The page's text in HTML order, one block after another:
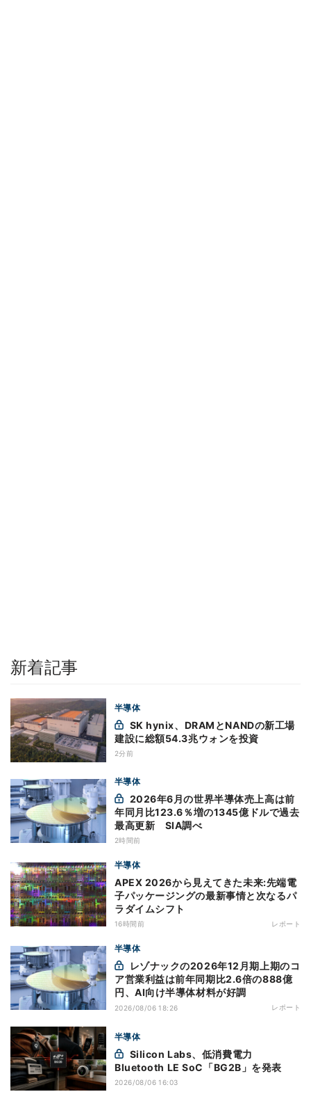
新着記事
半導体
建設に総額54.3兆ウォンを投資
2分前
半導体
年同月比123.6％増の1345億ドルで過去
最高更新 SIA調べ
2時間前
半導体
APEX 2026から見えてきた未来:先端電
子パッケージングの最新事情と次なるパ
ラダイムシフト
16時間前 レポート
半導体
ア営業利益は前年同期比2.6倍の888億
円、AI向け半導体材料が好調
2026/08/06 18:26 レポート
半導体
Bluetooth LE SoC「BG2B」を発表
2026/08/06 16:03